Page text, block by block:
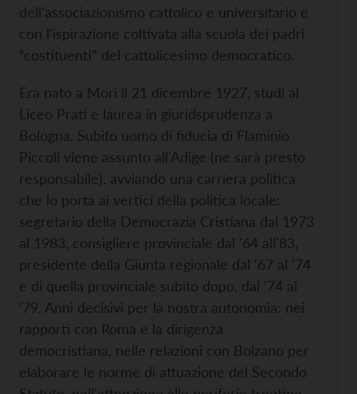
dell'associazionismo cattolico e universitario e
con l'ispirazione coltivata alla scuola dei padri
“costituenti” del cattolicesimo democratico.
Era nato a Mori il 21 dicembre 1927, studi al
Liceo Prati e laurea in giuridsprudenza a
Bologna. Subito uomo di fiducia di Flaminio
Piccoli viene assunto all'Adige (ne sarà presto
responsabile), avviando una carriera politica
che lo porta ai vertici della politica locale:
segretario della Democrazia Cristiana dal 1973
al 1983, consigliere provinciale dal '64 all'83,
presidente della Giunta regionale dal '67 al '74
e di quella provinciale subito dopo, dal '74 al
'79. Anni decisivi per la nostra autonomia: nei
rapporti con Roma e la dirigenza
democristiana, nelle relazioni con Bolzano per
elaborare le norme di attuazione del Secondo